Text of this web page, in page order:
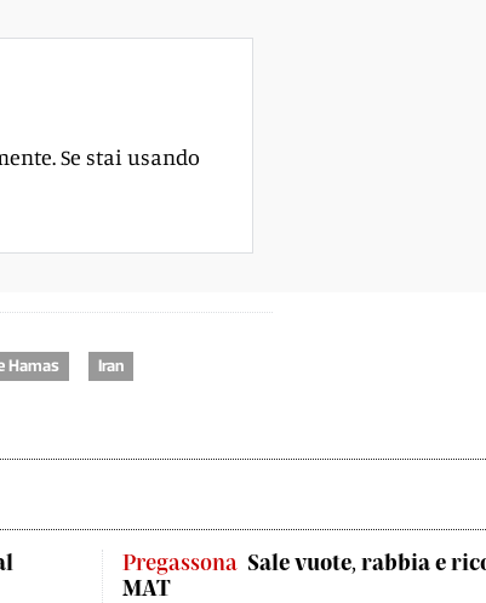
Se stai usando
Hamas Iran
Pregassona Sale vuote, rabbia e
MAT